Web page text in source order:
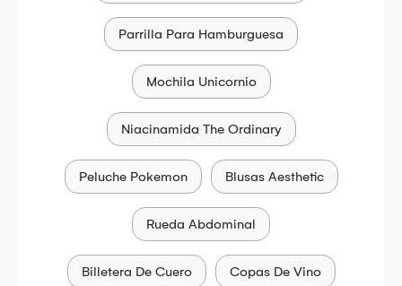
Parrilla Para Hamburguesa
Mochila Unicornio
Niacinamida The Ordinary
Peluche Pokemon Blusas Aesthetic
Rueda Abdominal
Billetera De Cuero Copas De Vino